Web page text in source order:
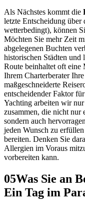
Als Nächstes kommt die
letzte Entscheidung
wetterbedingt), können
Möchten Sie mehr Zeit
abgelegenen Buchten
historischen Städten
Route beinhaltet oft eine
Ihrem Charterberater
maßgeschneiderte
entscheidender Faktor
Yachting arbeiten wir
zusammen, die nicht nur
sondern auch
jeden Wunsch zu
bereiten. Denken Sie
Allergien im Voraus
vorbereiten kann.
05Was Sie an
Ein Tag im